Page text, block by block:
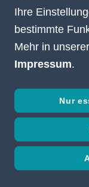
Ihre
bestimmte
Mehr in unserer
Impressum.
Nur